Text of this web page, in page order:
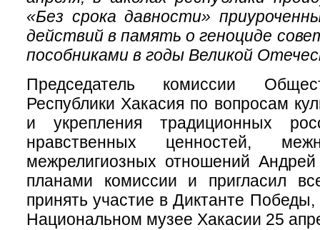
«Без срока давности»
действий в память о геноциде
пособниками в годы Великой
Председатель комиссии
Республики Хакасия по вопросам
и укрепления традиционных
нравственных ценностей,
межрелигиозных отношений Андрей
планами комиссии и пригласил
принять участие в Диктанте
Национальном музее Хакасии 25